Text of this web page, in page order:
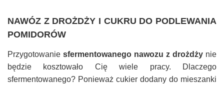
NAWÓZ Z DROŻDŻY I CUKRU DO PODLEWANIA
POMIDORÓW
Przygotowanie sfermentowanego nawozu z drożdży nie
będzie kosztowało Cię wiele pracy. Dlaczego
sfermentowanego? Ponieważ cukier dodany do mieszanki